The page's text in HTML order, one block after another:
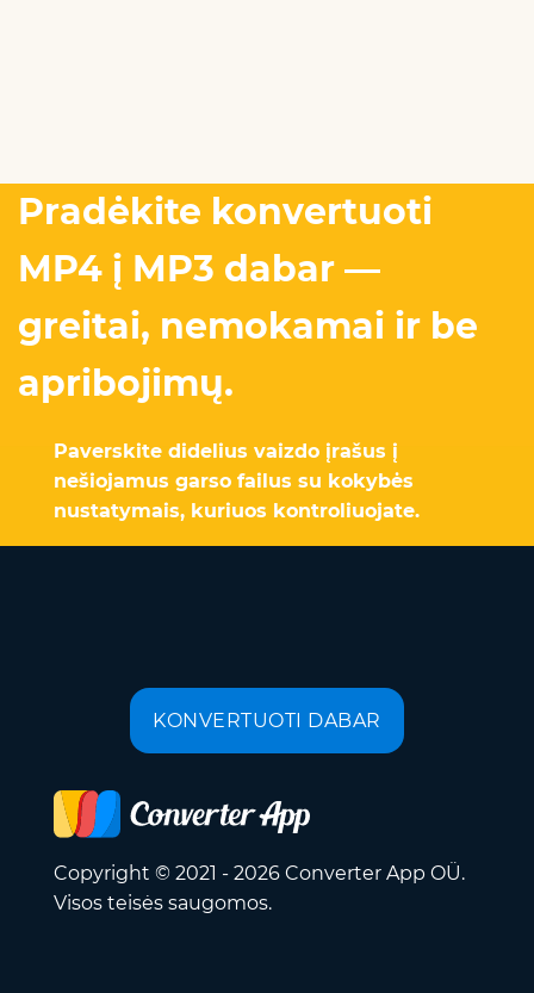
Pradėkite konvertuoti
MP4 į MP3 dabar —
greitai, nemokamai ir be
apribojimų.
Paverskite didelius vaizdo įrašus į
nešiojamus garso failus su kokybės
nustatymais, kuriuos kontroliuojate.
KONVERTUOTI DABAR
Copyright © 2021 - 2026 Converter App OÜ.
Visos teisės saugomos.